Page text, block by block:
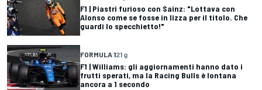
F1 | Piastri furioso con Sainz: "Lottava con
Alonso come se fosse in lizza per il titolo. Che
guardi lo specchietto!"
FORMULA 121 g
F1 | Williams: gli aggiornamenti hanno dato i
frutti sperati, ma la Racing Bulls è lontana
ancora a 1 secondo